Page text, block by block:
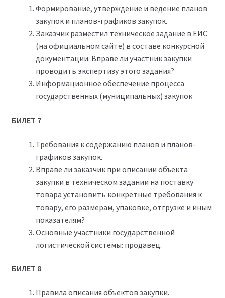
Формирование, утверждение и ведение планов
закупок и планов-графиков закупок.
Заказчик разместил техническое задание в ЕИС
(на официальном сайте) в составе конкурсной
документации. Вправе ли участник закупки
проводить экспертизу этого задания?
Информационное обеспечение процесса
государственных (муниципальных) закупок
БИЛЕТ 7
Требования к содержанию планов и планов-
графиков закупок.
Вправе ли заказчик при описании объекта
закупки в техническом задании на поставку
товара установить конкретные требования к
товару, его размерам, упаковке, отгрузке и иным
показателям?
Основные участники государственной
логистической системы: продавец.
БИЛЕТ 8
Правила описания объектов закупки.